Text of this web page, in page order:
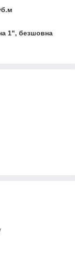
1", безшовна